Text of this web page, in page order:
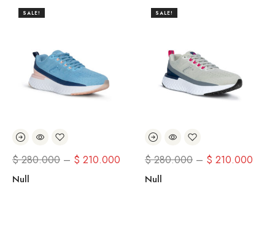
SALE!
$280.000 – $ 210.000
Null
SALE!
$280.000 – $ 210.000
Null